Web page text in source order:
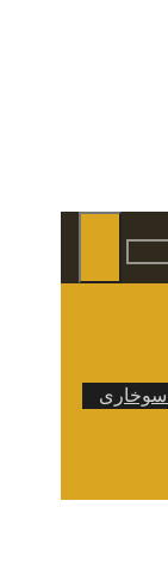
سوخاری